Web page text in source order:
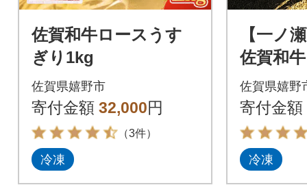
佐賀和牛ロースうす
ぎり1kg
佐賀県嬉野市
寄付金額 32,000円
（3件）
冷凍
【一ノ
佐賀和
ロック
佐賀県嬉野
寄付金額
冷凍